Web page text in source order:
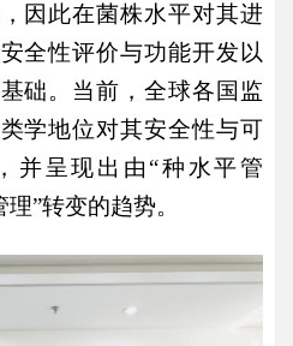
因此在菌株水平对其进
全性评价与功能开发以
础。当前，全球各国监
学地位对其安全性与可
并呈现出由 “种水平管
”转变的趋势。